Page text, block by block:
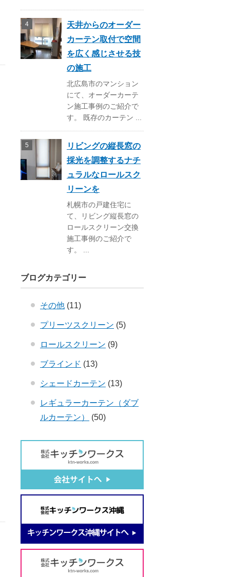
天井からのオーダー
カーテン取付で空間
を広く感じさせる技
の施工
北広島市のマンション
にて、オーダーカーテ
ン施工事例のご紹介で
す。 既存のカーテン ...
リビングの縦長窓の
採光を調整するナチ
ュラルなロールスク
リーンを
札幌市の戸建住宅に
て、リビング縦長窓の
ロールスクリーン交換
施工事例のご紹介で
す。 ...
ブログカテゴリー
その他 (11)
プリーツスクリーン (5)
ロールスクリーン (9)
ブラインド (13)
シェードカーテン (13)
レギュラーカーテン（ダブ
ルカーテン）
(50)